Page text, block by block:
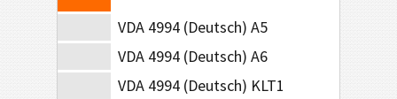
VDA 4994 (Deutsch) A5
VDA 4994 (Deutsch) A6
VDA 4994 (Deutsch) KLT1